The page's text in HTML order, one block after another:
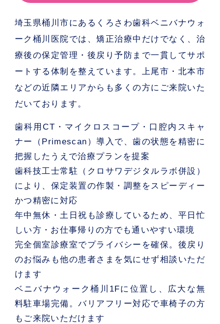
埼玉県桶川市にある くろさわ歯科ベニバナウォ
ーク桶川医院では、矯正治療中だけでなく、治
療後の保定管理・後戻り予防まで一貫してサポ
ートする体制を整えています。上尾市・北本市
などの近隣エリアからも多くの方にご来院いた
だいております。
歯科用CT・マイクロスコープ・口腔内スキャ
ナー（Primescan）導入 で、歯の状態を精密に
把握したうえで治療プランを提案
歯科技工士常駐（クロサワデジタルラボ併設）
により、保定装置の作製・調整をスピーディー
かつ精密に対応
年中無休・土日祝も診療 しているため、平日忙
しい方・お仕事帰りの方でも通いやすい環境
完全個室診療室でプライバシーを確保。後戻り
のお悩みも他の患者さまを気にせず相談いただ
けます
ベニバナウォーク桶川1Fに位置し、広大な無
料駐車場完備。バリアフリー対応で車椅子の方
もご来院いただけます